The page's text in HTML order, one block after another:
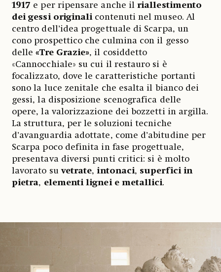
1917 e per ripensare anche ilriallestimento
dei gessi originalicontenuti nel museo. Al
centro dell’idea progettuale di Scarpa, un
cono prospettico che culmina con il gesso
delle«Tre Grazie», il cosiddetto
«Cannocchiale» su cui il restauro si è
focalizzato, dove le caratteristiche portanti
sono la luce zenitale che esalta il bianco dei
gessi, la disposizione scenografica delle
opere, la valorizzazione dei bozzetti in argilla.
La struttura, per le soluzioni tecniche
d’avanguardia adottate, come d’abitudine per
Scarpa poco definita in fase progettuale,
presentava diversi punti critici: si è molto
lavorato suvetrate,intonaci, superfici in
pietra, elementi lignei e metallici.